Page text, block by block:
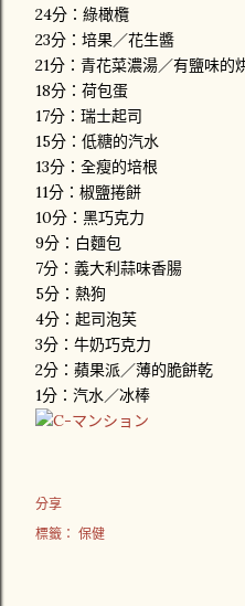
24分：綠橄欖
23分：培果／花生醬
21分：青花菜濃湯／有鹽味的
18分：荷包蛋
17分：瑞士起司
15分：低糖的汽水
13分：全瘦的培根
11分：椒鹽捲餅
10分：黑巧克力
9分：白麵包
7分：義大利蒜味香腸
5分：熱狗
4分：起司泡芙
3分：牛奶巧克力
2分：蘋果派／薄的脆餅乾
1分：汽水／冰棒
分享
標籤： 保健